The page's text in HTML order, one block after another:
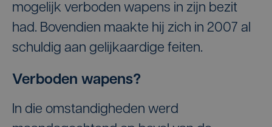
mogelijk verboden wapens in zijn bezit
had. Bovendien maakte hij zich in 2007 al
schuldig aan gelijkaardige feiten.
Verboden wapens?
In die omstandigheden werd